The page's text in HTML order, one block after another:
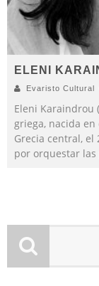
ELENI
Evaristo Cultural
Eleni Karaindrou
griega, nacida en
Grecia central, el
por orquestar